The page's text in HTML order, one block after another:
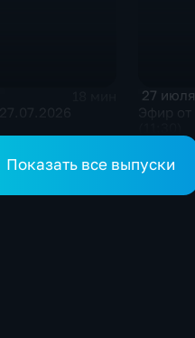
27 июля
Показать все выпуски